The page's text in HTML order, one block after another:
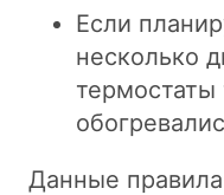
Если
несколько
Данные